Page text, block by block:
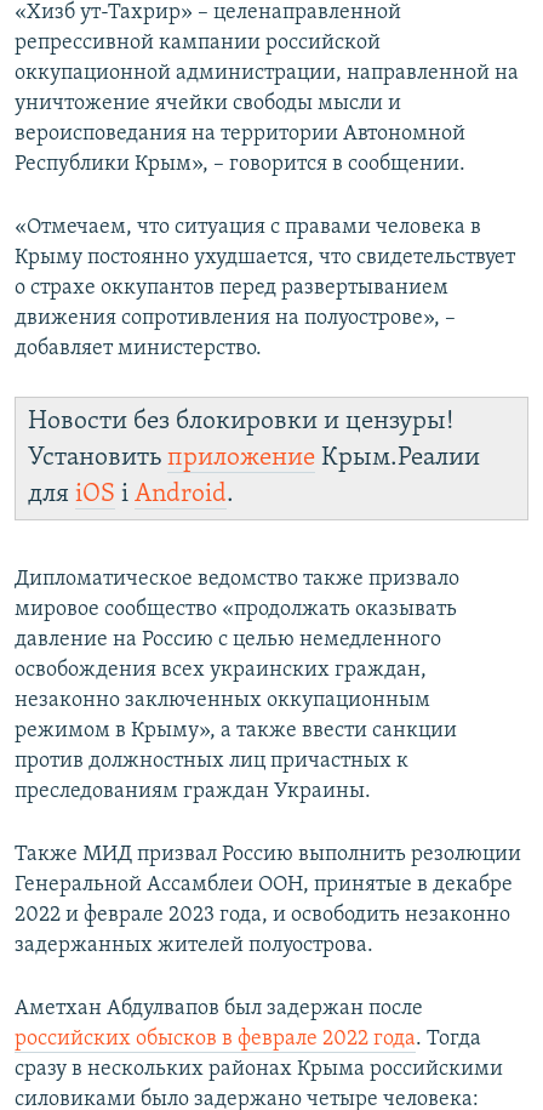
«Хизб ут-Тахрир» – целенаправленной
репрессивной кампании российской
оккупационной администрации, направленной на
уничтожение ячейки свободы мысли и
вероисповедания на территории Автономной
Республики Крым», – говорится в сообщении.
«Отмечаем, что ситуация с правами человека в
Крыму постоянно ухудшается, что свидетельствует
о страхе оккупантов перед развертыванием
движения сопротивления на полуострове», –
добавляет министерство.
Новости без блокировки и цензуры!
Установить приложение Крым.Реалии
для iOS і Android.
Дипломатическое ведомство также призвало
мировое сообщество «продолжать оказывать
давление на Россию с целью немедленного
освобождения всех украинских граждан,
незаконно заключенных оккупационным
режимом в Крыму», а также ввести санкции
против должностных лиц причастных к
преследованиям граждан Украины.
Также МИД призвал Россию выполнить резолюции
Генеральной Ассамблеи ООН, принятые в декабре
2022 и феврале 2023 года, и освободить незаконно
задержанных жителей полуострова.
Аметхан Абдулвапов был задержан после
российских обысков в феврале 2022 года. Тогда
сразу в нескольких районах Крыма российскими
силовиками было задержано четыре человека: